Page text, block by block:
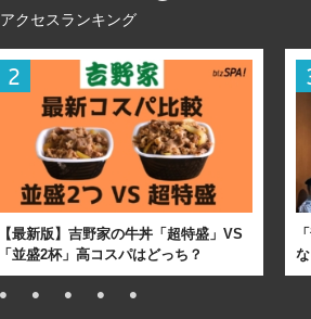
アクセスランキング
【最新版】吉野家の牛丼「超特盛」VS
「並盛2杯」高コスパはどっち？